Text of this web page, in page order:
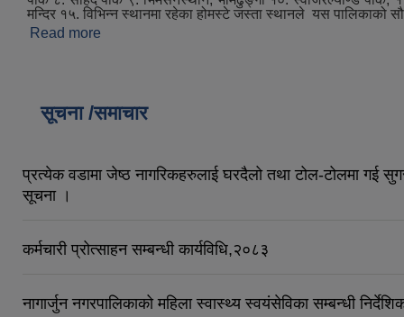
मन्दिर १५. विभिन्न स्थानमा रहेका होमस्टे जस्‍ता स्थानले यस पालिकाको
Read more
सूचना /समाचार
प्रत्येक वडामा जेष्ठ नागरिकहरुलाई घरदैलो तथा टोल-टोलमा गई
सूचना ।
कर्मचारी प्रोत्साहन सम्बन्धी कार्यविधि,२०८३
नागार्जुन नगरपालिकाको महिला स्वास्थ्य स्वयंसेविका सम्बन्धी